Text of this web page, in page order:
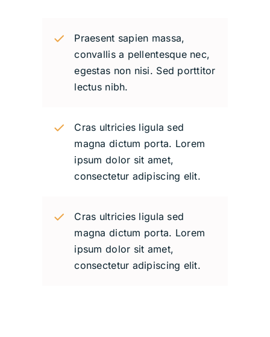
Praesent sapien massa,
convallis a pellentesque nec,
egestas non nisi. Sed porttitor
lectus nibh.
Cras ultricies ligula sed
magna dictum porta. Lorem
ipsum dolor sit amet,
consectetur adipiscing elit.
Cras ultricies ligula sed
magna dictum porta. Lorem
ipsum dolor sit amet,
consectetur adipiscing elit.